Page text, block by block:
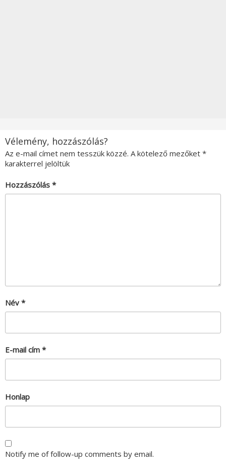
Vélemény, hozzászólás?
Az e-mail címet nem tesszük közzé. A kötelező mezőket *
karakterrel jelöltük
Hozzászólás *
Név *
E-mail cím *
Honlap
Notify me of follow-up comments by email.